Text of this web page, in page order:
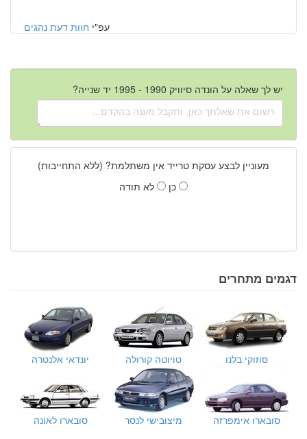
עפ"י חוות דעת נהגים
יש לך שאלה על הונדה סיוויק 1990 - 1995 יד שנייה?
מעוניין לבצע עסקת טרייד אין משתלמת? (ללא התחייבות)
כן
לא תודה
דגמים מתחרים
סוזוקי בלנו טויוטה קורולה יונדאי אלנטרה
סובארו אימפרזה מיצובישי לנסר סובארו לאונה